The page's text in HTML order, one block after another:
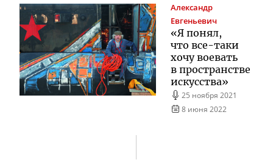
Александр
Евгеньевич
«Я понял,
что все-таки
хочу воевать
в пространстве
искусства»
25 ноября 2021
8 июня 2022